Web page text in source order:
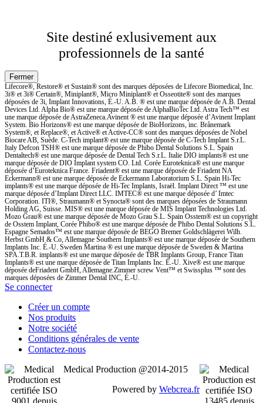
Site destiné exlusivement aux
professionnels de la santé
Lifecore®, Restore® et Sustain® sont des marques déposées de Lifecore Biomedical, Inc.
3i® et 3i® Certain®, Miniplant®, Micro Miniplant® et Osseotite® sont des marques
déposées de 3i, Implant Innovations, É.-U. A.B. ® est une marque déposée de A.B. Dental
Devices Ltd. Alpha Bio® est une marque déposée de AlphaBioTec Ltd. Astra Tech™ est
une marque déposée de AstraZeneca.Avinent ® est une marque déposée d’Avinent Implant
System. Bio Horizons® est une marque déposée de BioHorizons, inc. Brånemark
System®, et Replace®, et Active® et Active-CC® sont des marques déposées de Nobel
Biocare AB, Suède. C-Tech implant® est une marque déposée de C-Tech Implant S.r.L.
Italy Defcon TSH® est une marque déposée de Phibo Dental Solutions S.L. Spain
Dentaltech® est une marque déposée de Dental Tech S.r.L. Italie DIO implants® est une
marque déposée de DIO Implant system CO. Ltd. Corée Euroteknica® est une marque
déposée d’Euroteknica France. Friadent® est une marque déposée de Friadent NA
Eckermann® est une marque déposée de Eckermann Laboratorium S.L. Spain Hi-Tec
implants® est une marque déposée de Hi-Tec Implants, Israël. Implant Direct ™ est une
marque déposée d’Implant Direct LLC. IMTEC® est une marque déposée d’ Imtec
Corporation. ITI®, Straumann® et Synocta® sont des marques déposées de Straumann
Holding AG, Suisse. MIS® est une marque déposée de MIS Implant Technologies Ltd.
Mozo Grau® est une marque déposée de Mozo Grau S.L. Spain Osstem® est un copyright
de Osstem Implant, Corée Phibo® est une marque déposée de Phibo Dental Solutions S.L.
Espagne Semados™ est une marque déposée de BEGO Bremer Goldschlägerei Wilh.
Herbst GmbH & Co, Allemagne Southern Implants® est une marque déposée de Southern
Implants Inc. É.-U. Sweden Martina ® est une marque déposée de Sweden & Martina
SPA.T.B.R. implants® est une marque déposée de TBR Implants Group, France Titan
Implants® est une marque déposée de Titan Implants Inc. É.-U. Xive® est une marque
déposée deFriadent GmbH, Allemagne.Zimmer screw Vent™ et Swissplus ™ sont des
marques déposées de Zimmer Dental INC, É.-U.
Se connecter
Créer un compte
Nos produits
Notre société
Conditions générales de vente
Contactez-nous
Medical Production @2014-2015
Powered by Webcrea.fr